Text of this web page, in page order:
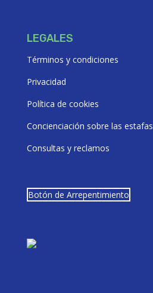
LEGALES
Términos y condiciones
Privacidad
Política de cookies
Concienciación sobre las estafas
Consultas y reclamos
Botón de Arrepentimiento